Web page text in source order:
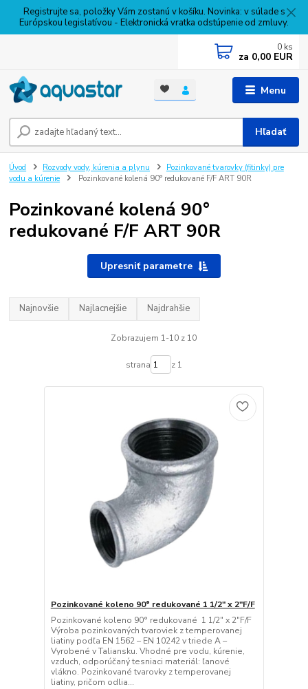
Registrujte sa, položky Vám zostanú v košíku. Novinka: v súlade s
Európskou legislatívou - Elektronická vratka odstúpenie od zmluvy.
Menu
Hľadať
0 ks
za 0,00 EUR
Úvod Rozvody vody, kúrenia a plynu
Pozinkované tvarovky (fitinky) pre
vodu a kúrenie
Pozinkované kolená 90° redukované F/F ART 90R
Pozinkované kolená 90°
redukované F/F ART 90R
Upresniť parametre
Najnovšie Najlacnejšie Najdrahšie
Zobrazujem 1-10 z 10
strana z 1
Pozinkované koleno 90° redukované 1 1/2" x 2"F/F
Pozinkované koleno 90° redukované 1 1/2" x 2"F/F
Výroba pozinkovaných tvaroviek z temperovanej
liatiny podľa EN 1562 – EN 10242 v triede A –
Vyrobené v Taliansku. Vhodné pre vodu, kúrenie,
vzduch, odporúčaný tesniaci materiál: ľanové
vlákno. Pozinkované tvarovky z temperovanej
liatiny, pričom odlia...